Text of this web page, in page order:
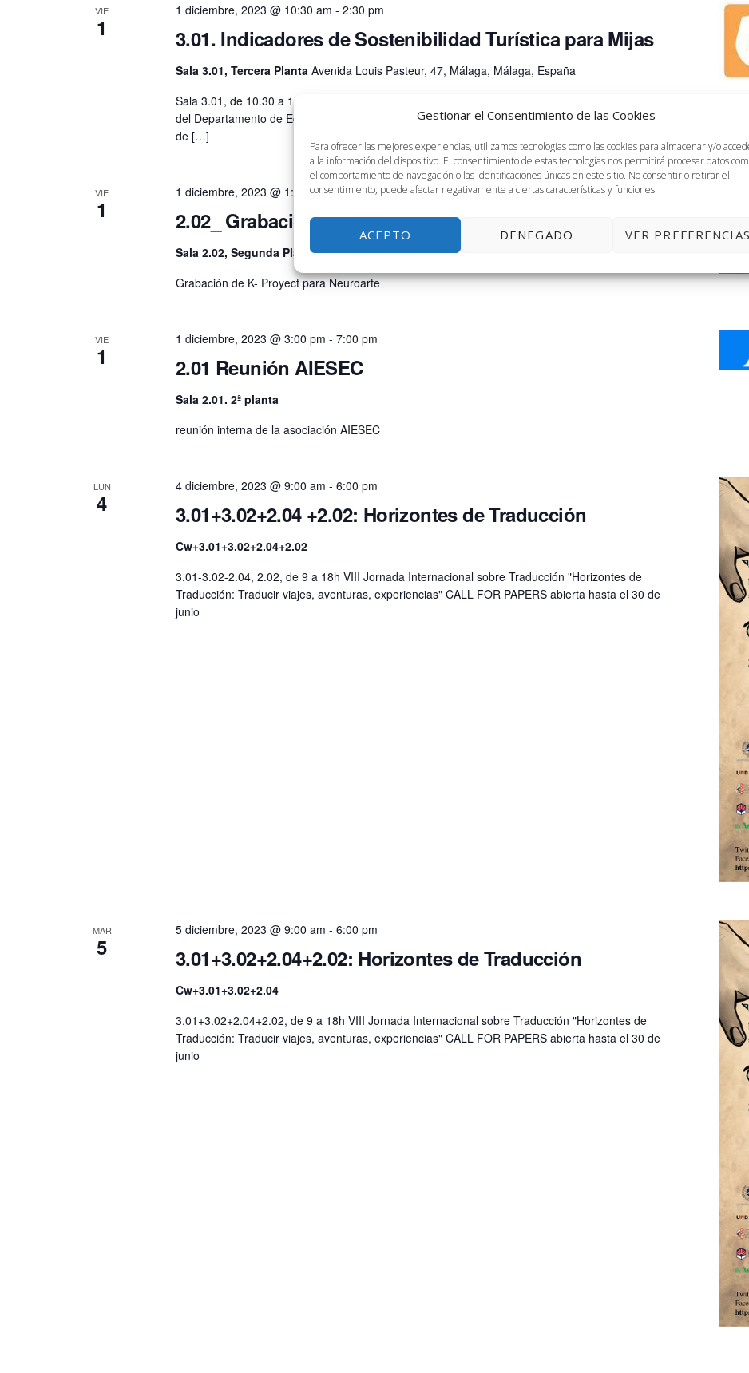
Gestionar el Consentimiento de las Cookies
Para ofrecer las mejores experiencias, utilizamos tecnologías como las cookies para almacenar y/o
a la información del dispositivo. El consentimiento de estas tecnologías nos permitirá procesar datos
el comportamiento de navegación o las identificaciones únicas en este sitio. No consentir o retirar el
consentimiento, puede afectar negativamente a ciertas características y funciones.
ACEPTO DENEGADO VER PREFERENCIAS
VIE
1 3.01. Indicadores de Sostenibilidad Turística para Mijas
1 diciembre, 2023 @ 10:30 am - 2:30 pm
Sala 3.01, Tercera Planta Avenida Louis Pasteur, 47, Málaga, Málaga, España
Sala 3.01, de 10.30 a 14.30h Laura Moniche Bermejo, profesora titular de la Facultad de Turismo
del Departamento de Economía Aplicada, plantea esta sesión con estudiantado de segundo curso
de […]
VIE
1 2.02_ Grabación Link TV
1 diciembre, 2023 @ 1:00 pm-2:30 pm
Sala 2.02, Segunda PlantaAvenida Louis Pasteur, 47, Málaga, Málaga, España
Grabación de K- Proyect para Neuroarte
VIE
1 2.01 Reunión AIESEC
1 diciembre, 2023 @ 3:00 pm - 7:00 pm
Sala 2.01. 2ª planta
reunión interna de la asociación AIESEC
LUN
4 3.01+3.02+2.04 +2.02: Horizontes de Traducción
4 diciembre, 2023 @ 9:00 am - 6:00 pm
Cw+3.01+3.02+2.04+2.02
3.01-3.02-2.04, 2.02, de 9 a 18h VIII Jornada Internacional sobre Traducción "Horizontes de
Traducción: Traducir viajes, aventuras, experiencias" CALL FOR PAPERS abierta hasta el 30 de
junio
MAR
5 3.01+3.02+2.04+2.02: Horizontes de Traducción
5 diciembre, 2023 @ 9:00 am - 6:00 pm
Cw+3.01+3.02+2.04
3.01+3.02+2.04+2.02, de 9 a 18h VIII Jornada Internacional sobre Traducción "Horizontes de
Traducción: Traducir viajes, aventuras, experiencias" CALL FOR PAPERS abierta hasta el 30 de
junio